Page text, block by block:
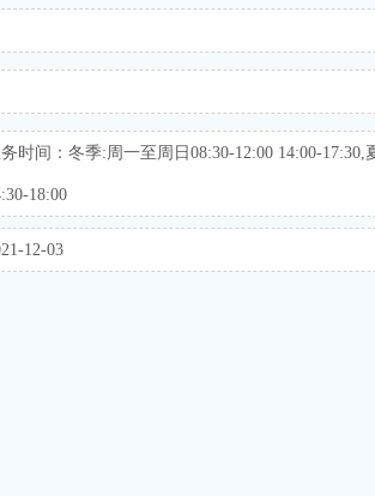
时间：冬季:周一至周日08:30-12:00 14:00-17:30,
18:00
12-03